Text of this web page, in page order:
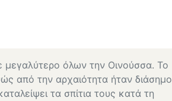
μεγαλύτερο όλων την Οινούσσα. Το
από την αρχαιότητα ήταν διάσημο
τα σπίτια τους κατά τη